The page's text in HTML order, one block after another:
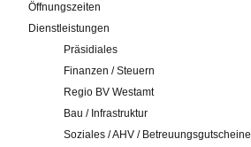
Öffnungszeiten
Dienstleistungen
Präsidiales
Finanzen / Steuern
Regio BV Westamt
Bau / Infrastruktur
Soziales / AHV / Betreuungsgutscheine